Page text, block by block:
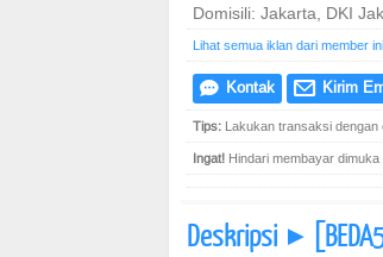
Domisili: Jakarta, DKI
Lihat semua iklan dari member ini
e Kontak @ Kirim
Tips: Lakukan transaksi dengan
Ingat! Hindari membayar
Deskripsi ]